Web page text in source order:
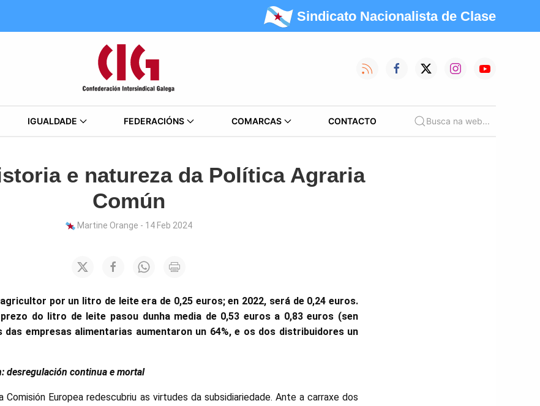
Sindicato Nacionalista de Clase
IGUALDADE FEDERACIÓNS COMARCAS CONTACTO Busca na web...
e natureza da Política Agraria
Común
Martine Orange - 14 Feb 2024
agricultor por un litro de leite era de 0,25 euros; en 2022, será de 0,24 euros.
do litro de leite pasou dunha media de 0,53 euros a 0,83 euros (sen
das empresas alimentarias aumentaron un 64%, e os dos distribuidores un
desregulación continua e mortal
Comisión Europea redescubriu as virtudes da subsidiariedade. Ante a carraxe dos